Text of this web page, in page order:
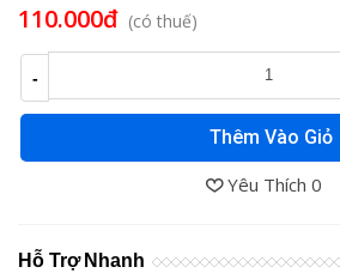
110.000đ (có thuế)
-
Thêm Vào Giỏ
Yêu Thích 0
Hỗ Trợ Nhanh